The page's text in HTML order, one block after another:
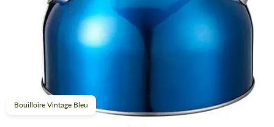
Bouilloire Vintage Bleu